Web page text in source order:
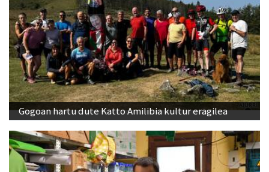
Gogoan hartu dute Katto Amilibia kultur eragilea